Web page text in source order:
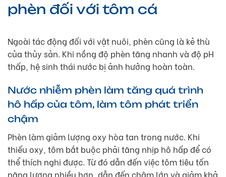
phèn đối với tôm cá
Ngoài tác động đối với vật nuôi, phèn cũng là kẻ thù
của thủy sản. Khi nồng độ phèn tăng nhanh và độ pH
thấp, hệ sinh thái nước bị ảnh hưởng hoàn toàn.
Nước nhiễm phèn làm tăng quá trình
hô hấp của tôm, làm tôm phát triển
chậm
Phèn làm giảm lượng oxy hòa tan trong nước. Khi
thiếu oxy, tôm bắt buộc phải tăng nhịp hô hấp để có
thể thích nghi được. Từ đó dẫn đến việc tôm tiêu tốn
năng lượng nhiều hơn, dẫn đến chậm lớn và giảm khả